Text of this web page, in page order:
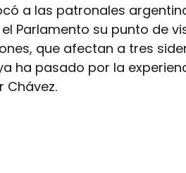
a las patronales
Parlamento su punto de
que afectan a tres
ha pasado por la
Chávez.